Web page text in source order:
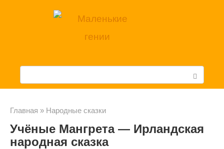
с
Главная » Народные сказки
Учёные Мангрета — Ирландская
народная сказка